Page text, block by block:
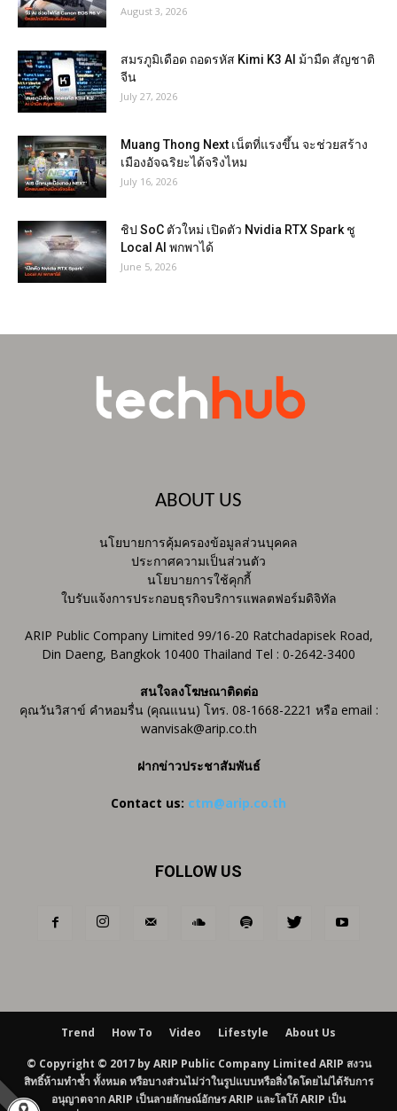
August 3, 2026
สมรภูมิเดือด ถอดรหัส Kimi K3 AI ม้ามืด สัญชาติ
จีน
July 27, 2026
Muang Thong Next เน็ตที่แรงขึ้น จะช่วยสร้าง
เมืองอัจฉริยะได้จริงไหม
July 16, 2026
ชิป SoC ตัวใหม่ เปิดตัว Nvidia RTX Spark ชู
Local AI พกพาได้
June 5, 2026
ABOUT US
นโยบายการคุ้มครองข้อมูลส่วนบุคคล
ประกาศความเป็นส่วนตัว
นโยบายการใช้คุกกี้
ใบรับแจ้งการประกอบธุรกิจบริการแพลตฟอร์มดิจิทัล
ARIP Public Company Limited 99/16-20 Ratchadapisek Road,
Din Daeng, Bangkok 10400 Thailand Tel : 0-2642-3400
สนใจลงโฆษณาติดต่อ
คุณวันวิสาข์ คำหอมรื่น (คุณแนน) โทร. 08-1668-2221 หรือ email :
wanvisak@arip.co.th
ฝากข่าวประชาสัมพันธ์
Contact us: ctm@arip.co.th
FOLLOW US
Trend How To Video Lifestyle About Us
© Copyright © 2017 by ARIP Public Company Limited ARIP สงวน
สิทธิ์ห้ามทำซ้ำ ทั้งหมด หรือบางส่วนไม่ว่าในรูปแบบหรือสิ่งใดโดยไม่ได้รับการ
อนุญาตจาก ARIP เป็นลายลักษณ์อักษร ARIP และโลโก้ ARIP เป็น